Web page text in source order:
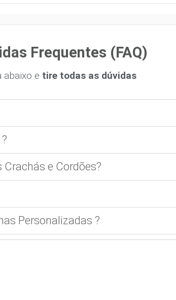
Frequentes (FAQ)
abaixo e tire todas as dúvidas
e Cordões?
Personalizadas ?